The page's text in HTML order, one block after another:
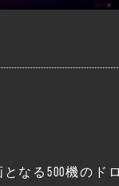
なる500機のド